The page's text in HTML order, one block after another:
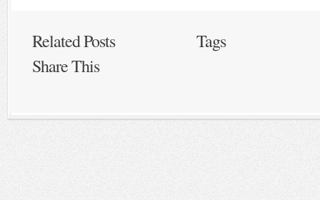
Related Posts
Tags
Share This